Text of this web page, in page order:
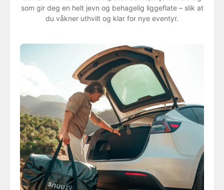
som gir deg en helt jevn og behagelig liggeflate – slik at
du våkner uthvilt og klar for nye eventyr.